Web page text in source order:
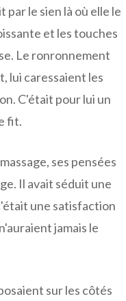
le sien là où elle le
et les touches
Le ronronnement
lui caressaient les
C'était pour lui un
fit.
ses pensées
Il avait séduit une
une satisfaction
jamais le
sur les côtés